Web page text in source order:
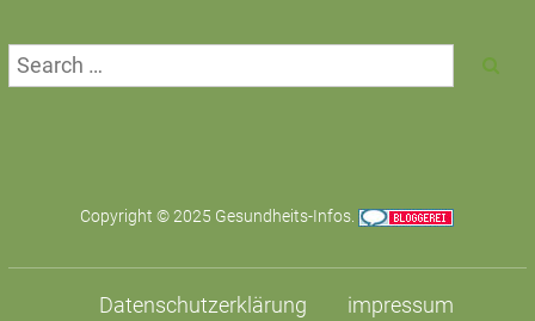
Copyright © 2025 Gesundheits-Infos .
Datenschutzerklärung impressum